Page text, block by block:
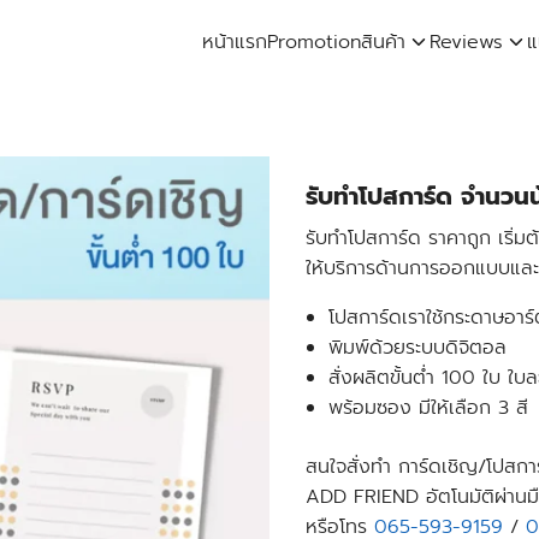
หน้าแรกPromotionสินค้า Reviews
รับทำโปสการ์ด จำนว
รับทำโปสการ์ด ราคาถูก เริ่
ให้บริการด้านการออกแบบแล
โปสการ์ดเราใช้กระดาษอ
พิมพ์ด้วยระบบดิจิตอล
สั่งผลิตขั้นต่ำ 100 ใบ ใบ
พร้อมซอง มีให้เลือก 3 สี
สนใจสั่งทำ การ์ดเชิญ/โปสก
ADD FRIEND อัตโนมัติผ่าน
หรือโทร 065-593-9159 /